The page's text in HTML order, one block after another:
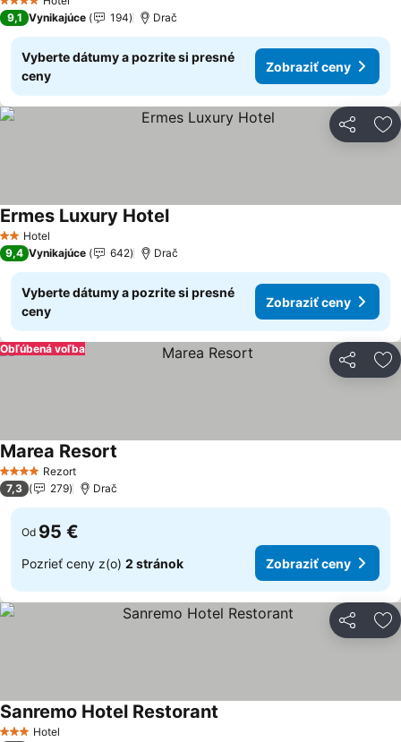
4 Počet hviezdičiek
9,1 Vynikajúce 194 Drač
Vyberte dátumy a pozrite si presné
ceny
Zobraziť ceny
Zdieľať
2 Počet hviezdičiek
Hotel
Ermes Luxury HotelZobraziť ceny
9,4 Vynikajúce 642 Drač
Vyberte dátumy a pozrite si presné
ceny
Zobraziť ceny
Zdieľať
Obľúbená voľba
4 Počet hviezdičiek
Rezort
Marea Resort
7,3 279 Drač
Od 95 €
Pozrieť ceny z(o) 2 stránok Zobraziť ceny
Zdieľať
3 Počet hviezdičiek
Hotel
Sanremo Hotel Restorant